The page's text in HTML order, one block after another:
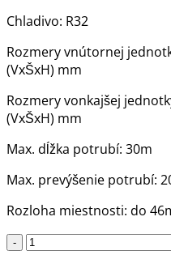
Chladivo: R32
Rozmery vnútornej
(VxŠxH) mm
Rozmery vonkajšej
(VxŠxH) mm
Max. dĺžka potrubí: 30m
Max. prevýšenie potrubí:
Rozloha miestnosti: do
množstvo